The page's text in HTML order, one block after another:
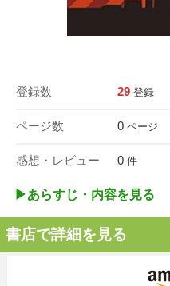
登録数 29 登録
ページ数 0 ページ
感想・レビュー 0 件
▶︎あらすじ・内容を見る
書店で詳細を見る